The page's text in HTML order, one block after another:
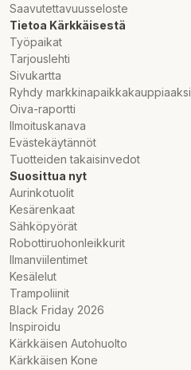
Saavutettavuusseloste
Tietoa Kärkkäisestä
Työpaikat
Tarjouslehti
Sivukartta
Ryhdy markkinapaikkakauppiaaksi
Oiva-raportti
Ilmoituskanava
Evästekäytännöt
Tuotteiden takaisinvedot
Suosittua nyt
Aurinkotuolit
Kesärenkaat
Sähköpyörät
Robottiruohonleikkurit
Ilmanviilentimet
Kesälelut
Trampoliinit
Black Friday 2026
Inspiroidu
Kärkkäisen Autohuolto
Kärkkäisen Kone